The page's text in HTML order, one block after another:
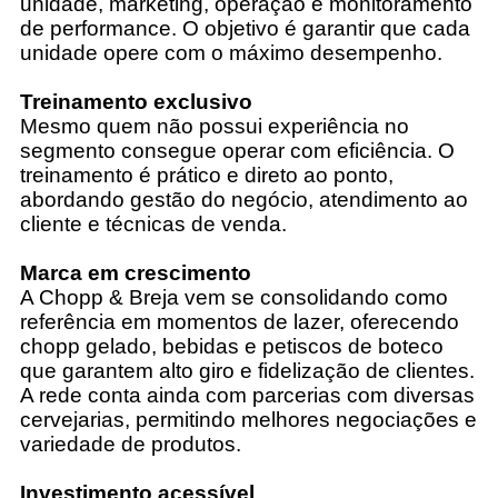
de performance. O objetivo é garantir que cada
unidade opere com o máximo desempenho.
Treinamento exclusivo
Mesmo quem não possui experiência no
segmento consegue operar com eficiência. O
treinamento é prático e direto ao ponto,
abordando gestão do negócio, atendimento ao
cliente e técnicas de venda.
Marca em crescimento
A Chopp & Breja vem se consolidando como
referência em momentos de lazer, oferecendo
chopp gelado, bebidas e petiscos de boteco
que garantem alto giro e fidelização de clientes.
A rede conta ainda com parcerias com diversas
cervejarias, permitindo melhores negociações e
variedade de produtos.
Investimento acessível